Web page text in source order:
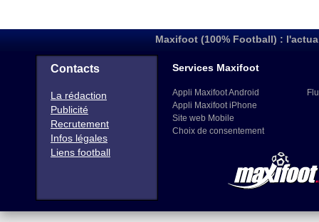
Maxifoot (100% Football) :
Contacts
La rédaction
Publicité
Recrutement
Infos légales
Liens football
Services Maxifoot
Appli Maxifoot Android
Appli Maxifoot iPhone
Site web Mobile
Choix de consentement